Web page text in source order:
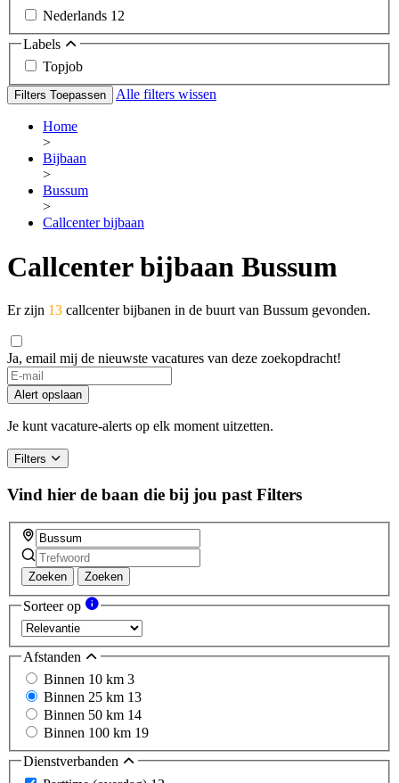
Nederlands 12
Labels
Topjob
Filters Toepassen Alle filters wissen
Home
>
Bijbaan
>
Bussum
>
Callcenter bijbaan
Callcenter bijbaan Bussum
Er zijn 13 callcenter bijbanen in de buurt van Bussum gevonden.
Ja, email mij de nieuwste vacatures van deze zoekopdracht!
Alert opslaan
Je kunt vacature-alerts op elk moment uitzetten.
Filters
Vind hier de baan die bij jou past Filters
Zoeken Zoeken
Sorteer op
Afstanden
Binnen 10 km 3
Binnen 25 km 13
Binnen 50 km 14
Binnen 100 km 19
Dienstverbanden